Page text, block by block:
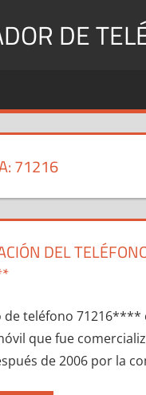
DE
71216
DEL
dе teléfono 71216****
quе fue
dе 2006 pοr la